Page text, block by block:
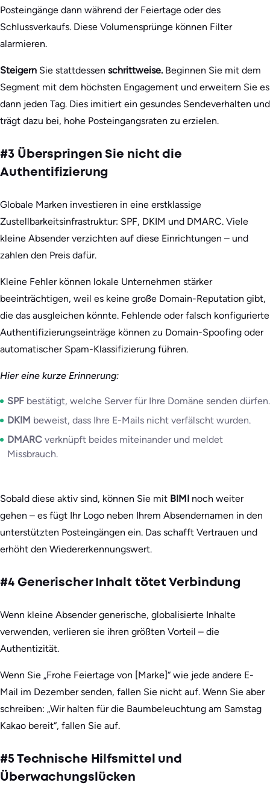
Posteingänge dann während der Feiertage oder des
Schlussverkaufs. Diese Volumensprünge können Filter
alarmieren.
Steigern Sie stattdessen schrittweise. Beginnen Sie mit dem
Segment mit dem höchsten Engagement und erweitern Sie es
dann jeden Tag. Dies imitiert ein gesundes Sendeverhalten und
trägt dazu bei, hohe Posteingangsraten zu erzielen.
#3 Überspringen Sie nicht die
Authentifizierung
Globale Marken investieren in eine erstklassige
Zustellbarkeitsinfrastruktur: SPF, DKIM und DMARC. Viele
kleine Absender verzichten auf diese Einrichtungen – und
zahlen den Preis dafür.
Kleine Fehler können lokale Unternehmen stärker
beeinträchtigen, weil es keine große Domain-Reputation gibt,
die das ausgleichen könnte. Fehlende oder falsch konfigurierte
Authentifizierungseinträge können zu Domain-Spoofing oder
automatischer Spam-Klassifizierung führen.
Hier eine kurze Erinnerung:
SPF bestätigt, welche Server für Ihre Domäne senden dürfen.
DKIM beweist, dass Ihre E-Mails nicht verfälscht wurden.
DMARC verknüpft beides miteinander und meldet
Missbrauch.
Sobald diese aktiv sind, können Sie mit BIMI noch weiter
gehen – es fügt Ihr Logo neben Ihrem Absendernamen in den
unterstützten Posteingängen ein. Das schafft Vertrauen und
erhöht den Wiedererkennungswert.
#4 Generischer Inhalt tötet Verbindung
Wenn kleine Absender generische, globalisierte Inhalte
verwenden, verlieren sie ihren größten Vorteil – die
Authentizität.
Wenn Sie „Frohe Feiertage von [Marke]“ wie jede andere E-
Mail im Dezember senden, fallen Sie nicht auf. Wenn Sie aber
schreiben: „Wir halten für die Baumbeleuchtung am Samstag
Kakao bereit“, fallen Sie auf.
#5 Technische Hilfsmittel und
Überwachungslücken